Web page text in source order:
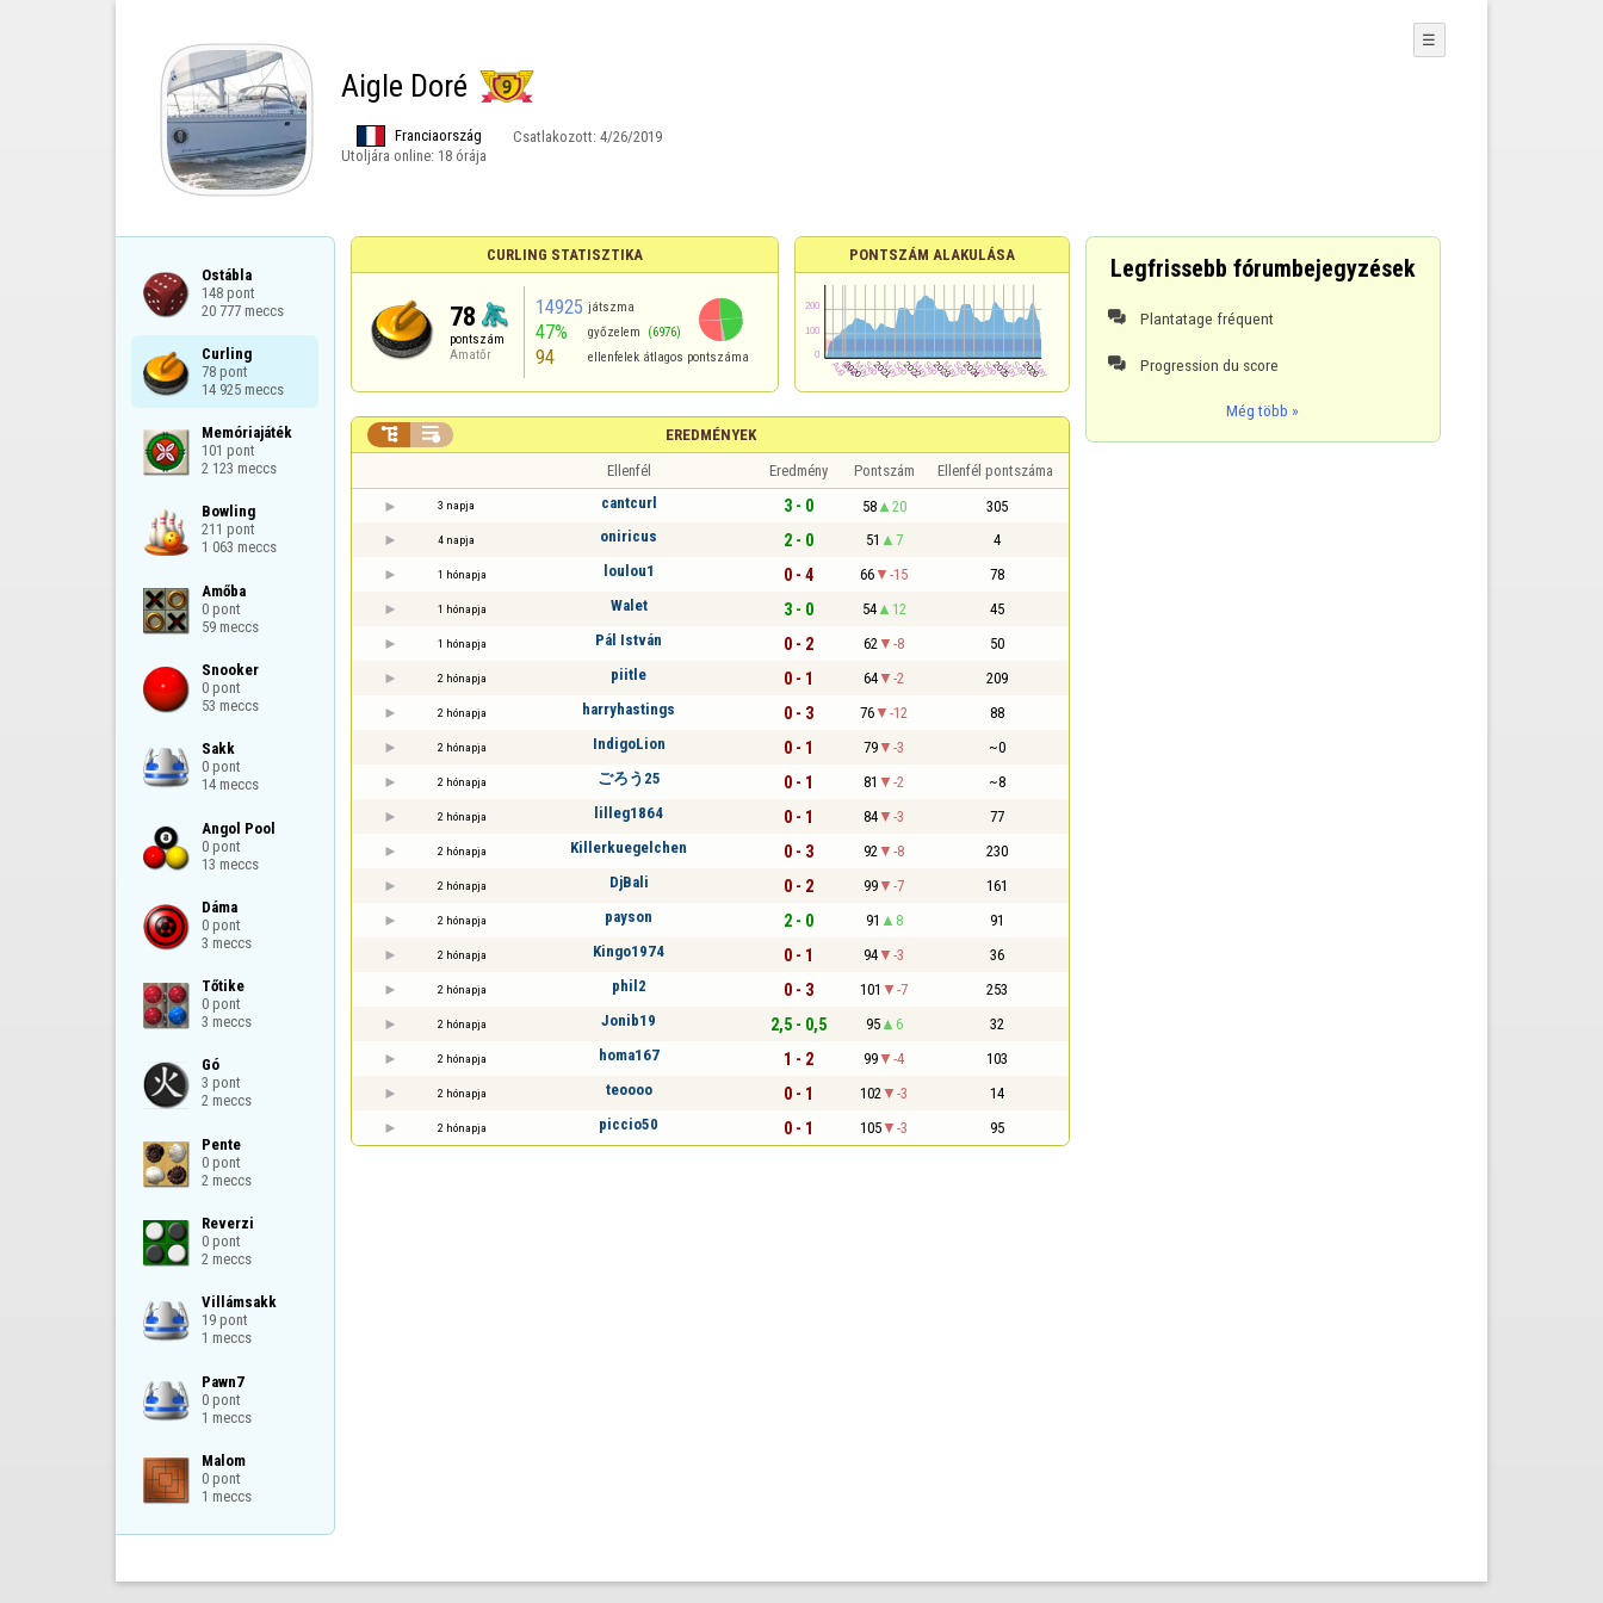
Aigle Doré
Franciaország Csatlakozott: 4/26/2019
Utoljára online: 18 órája
☰
Ostábla
148 pont
20 777 meccs
Curling
78 pont
14 925 meccs
Memóriajáték
101 pont
2 123 meccs
Bowling
211 pont
1 063 meccs
Amőba
0 pont
59 meccs
Snooker
0 pont
53 meccs
Sakk
0 pont
14 meccs
Angol Pool
0 pont
13 meccs
Dáma
0 pont
3 meccs
Tőtike
0 pont
3 meccs
Gó
3 pont
2 meccs
Pente
0 pont
2 meccs
Reverzi
0 pont
2 meccs
Villámsakk
19 pont
1 meccs
Pawn7
0 pont
1 meccs
Malom
0 pont
1 meccs
CURLING STATISZTIKA
78
pontszám
Amatőr
14925 játszma
47% győzelem (6976)
94 ellenfelek átlagos pontszáma
PONTSZÁM ALAKULÁSA
EREDMÉNYEK
 
Ellenfél Eredmény Pontszám Ellenfél pontszáma
3 napja cantcurl 3 - 0 58 20 305
4 napja oniricus 2 - 0 51 7 4
1 hónapja loulou1 0 - 4 66 -15 78
1 hónapja Walet 3 - 0 54 12 45
1 hónapja Pál István 0 - 2 62 -8 50
2 hónapja piitle 0 - 1 64 -2 209
2 hónapja harryhastings 0 - 3 76 -12 88
2 hónapja IndigoLion 0 - 1 79 -3 ~0
2 hónapja ごろう25 0 - 1 81 -2 ~8
2 hónapja lilleg1864 0 - 1 84 -3 77
2 hónapja Killerkuegelchen 0 - 3 92 -8 230
2 hónapja DjBali 0 - 2 99 -7 161
2 hónapja payson 2 - 0 91 8 91
2 hónapja Kingo1974 0 - 1 94 -3 36
2 hónapja phil2 0 - 3 101 -7 253
2 hónapja Jonib19 2,5 - 0,5 95 6 32
2 hónapja homa167 1 - 2 99 -4 103
2 hónapja teoooo 0 - 1 102 -3 14
2 hónapja piccio50 0 - 1 105 -3 95
Legfrissebb fórumbejegyzések
 Plantatage fréquent
 Progression du score
Még több »